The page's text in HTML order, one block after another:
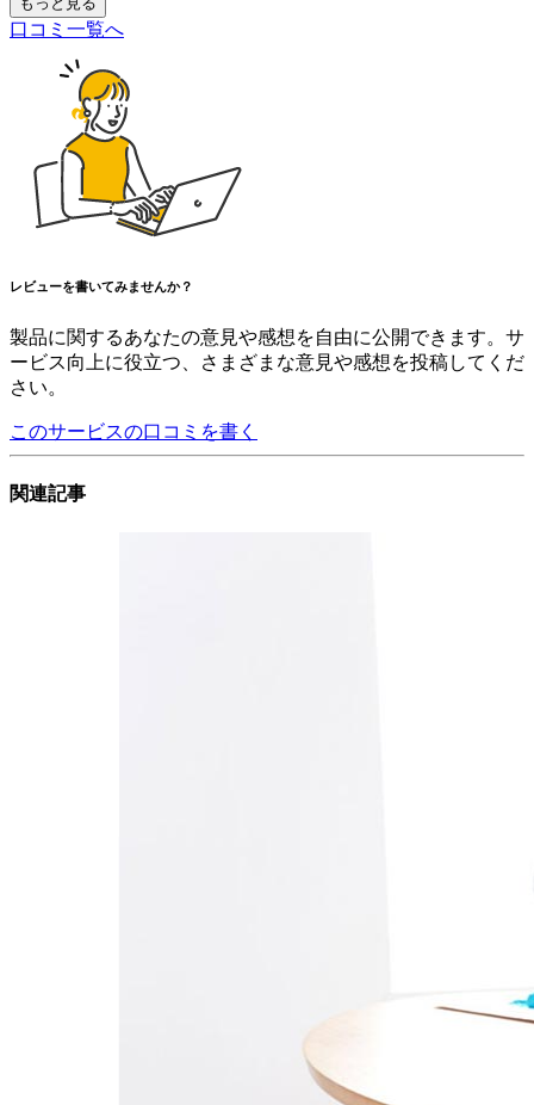
口コミ一覧へ
レビューを書いてみませんか？
製品に関するあなたの意見や感想を自由に公開できます。サ
ービス向上に役立つ、さまざまな意見や感想を投稿してくだ
さい。
このサービスの口コミを書く
関連記事